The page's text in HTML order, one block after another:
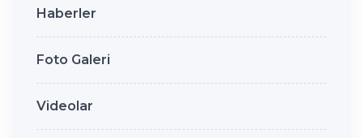
Haberler
Foto Galeri
Videolar